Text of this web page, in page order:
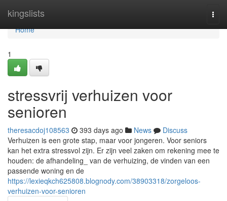
kingslists
Home
Home
1
stressvrij verhuizen voor
senioren
theresacdoj108563 393 days ago News
Discuss
Verhuizen is een grote stap, maar voor jongeren. Voor seniors
kan het extra stressvol zijn. Er zijn veel zaken om rekening mee te
houden: de afhandeling_ van de verhuizing, de vinden van een
passende woning en de
https://lexieqkch625808.blognody.com/38903318/zorgeloos-
verhuizen-voor-senioren